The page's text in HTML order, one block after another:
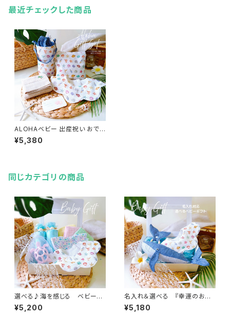
最近チェックした商品
ALOHAベビー 出産祝い おで
かけギフト4点セット 海を感じ
る貝とヒトデ柄 ベビーギフトセ
¥5,380
同じカテゴリの商品
選べる♪海を感じる ベビーギ
フトセット（ スタイ２枚 おむつ
ギフト ハンカチ ／ 出産祝
¥5,200
名入れ＆選べる 『幸運のお守
りクジラ』 ベビーギフト３点セ
ット フラワースタイ ／
¥5,180